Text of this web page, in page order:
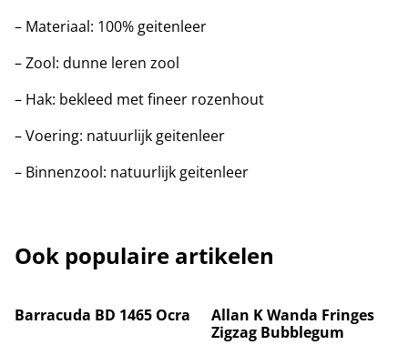
– Materiaal: 100% geitenleer
– Zool: dunne leren zool
– Hak: bekleed met fineer rozenhout
– Voering: natuurlijk geitenleer
– Binnenzool: natuurlijk geitenleer
Ook populaire artikelen
%
Barracuda BD 1465 Ocra
Allan K Wanda Fringes
Zigzag Bubblegum